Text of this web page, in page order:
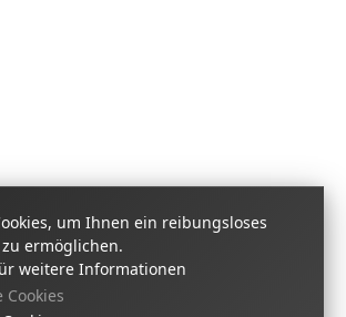
um Ihnen ein reibungsloses
ermöglichen.
weitere Informationen
Cookies